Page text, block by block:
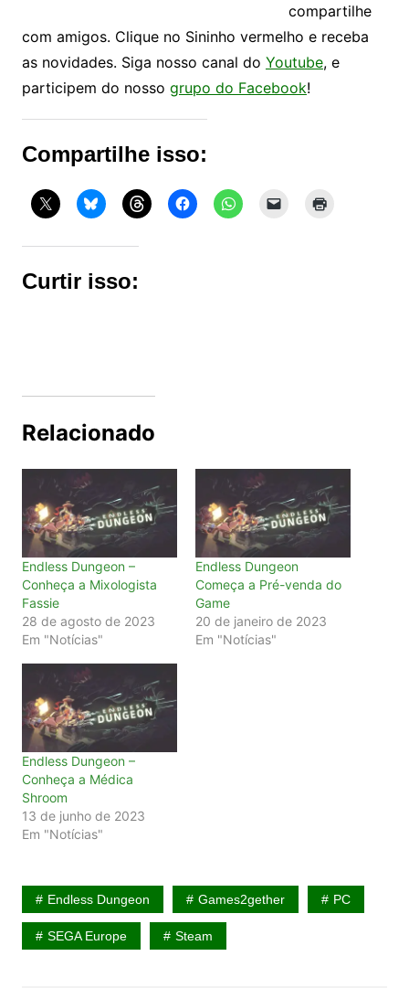
compartilhe
com amigos. Clique no Sininho vermelho e receba
as novidades. Siga nosso canal do Youtube, e
participem do nosso grupo do Facebook!
Compartilhe isso:
Curtir isso:
Relacionado
Endless Dungeon –
Conheça a Mixologista
Fassie
28 de agosto de 2023
Em "Notícias"
Endless Dungeon
Começa a Pré-venda do
Game
20 de janeiro de 2023
Em "Notícias"
Endless Dungeon –
Conheça a Médica
Shroom
13 de junho de 2023
Em "Notícias"
Endless Dungeon Games2gether PC
SEGA Europe Steam